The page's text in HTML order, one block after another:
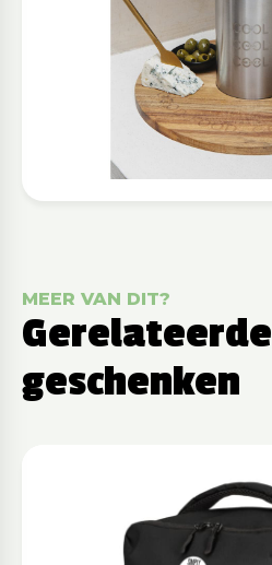
MEER VAN DIT?
Gerelateerde
geschenken